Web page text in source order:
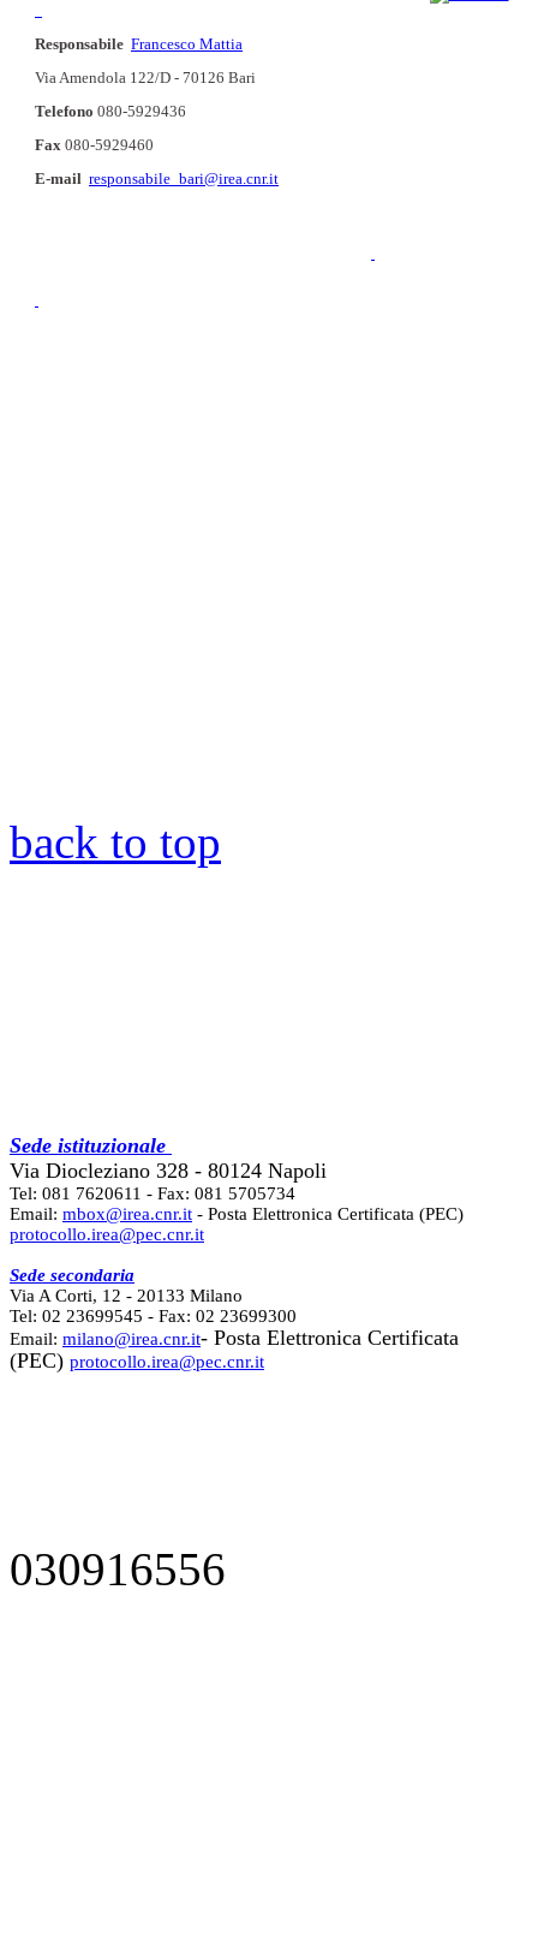
Responsabile Francesco Mattia
Via Amendola 122/D - 70126 Bari
Telefono 080-5929436
Fax 080-5929460
E-mail responsabile_bari@irea.cnr.it
back to top
Sede istituzionale
Via Diocleziano 328 - 80124 Napoli
Tel: 081 7620611 - Fax: 081 5705734
Email: mbox@irea.cnr.it - Posta Elettronica Certificata (PEC)
protocollo.irea@pec.cnr.it
Sede secondaria
Via A Corti, 12 - 20133 Milano
Tel: 02 23699545 - Fax: 02 23699300
Email: milano@irea.cnr.it- Posta Elettronica Certificata
(PEC) protocollo.irea@pec.cnr.it
030916556